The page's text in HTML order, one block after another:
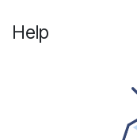
Help